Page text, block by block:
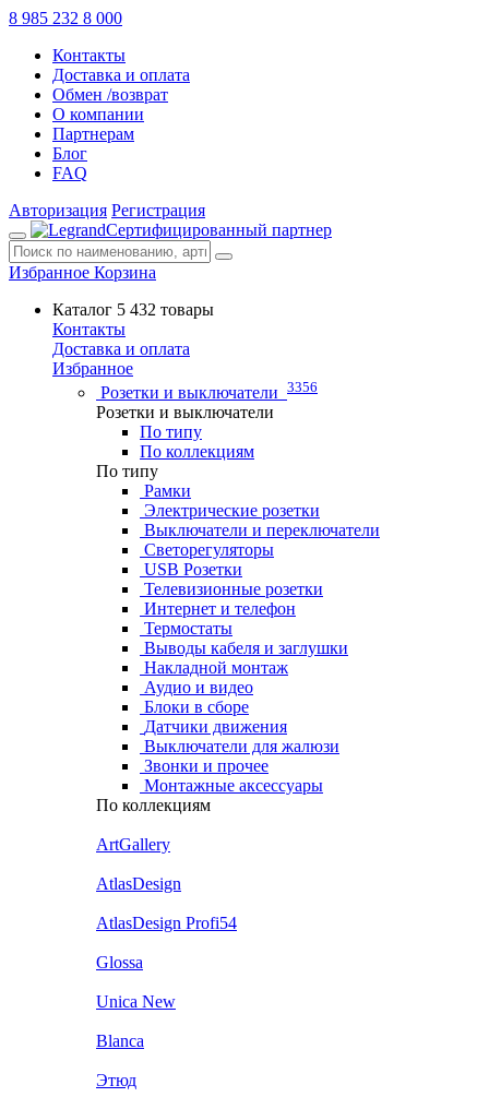
8 985 232 8 000
Контакты
Доставка и оплата
Обмен /возврат
О компании
Партнерам
Блог
FAQ
Авторизация Регистрация
Сертифицированный партнер
Избранное Корзина
Каталог 5 432 товары
Контакты
Доставка и оплата
Избранное
Розетки и выключатели 3356
Розетки и выключатели
По типу
По коллекциям
По типу
Рамки
Электрические розетки
Выключатели и переключатели
Светорегуляторы
USB Розетки
Телевизионные розетки
Интернет и телефон
Термостаты
Выводы кабеля и заглушки
Накладной монтаж
Аудио и видео
Блоки в сборе
Датчики движения
Выключатели для жалюзи
Звонки и прочее
Монтажные аксессуары
По коллекциям
ArtGallery
AtlasDesign
AtlasDesign Profi54
Glossa
Unica New
Blanca
Этюд